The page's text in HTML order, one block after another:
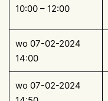
10:00 – 12:00
wo 07-02-2024
14:00
wo 07-02-2024